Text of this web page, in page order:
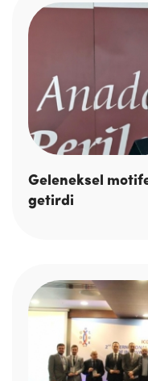
Geleneksel
getirdi